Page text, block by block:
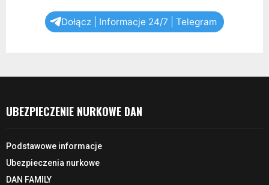
Dołącz | Informacje 24/7 | Telegram
UBEZPIECZENIE NURKOWE DAN
Podstawowe informacje
Ubezpieczenia nurkowe
DAN FAMILY